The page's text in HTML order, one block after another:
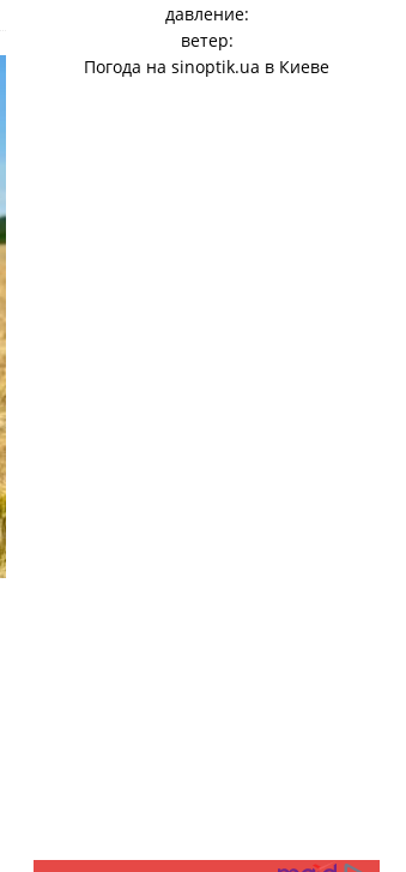
давление:
ветер:
Погода наsinoptik.ua в Киеве